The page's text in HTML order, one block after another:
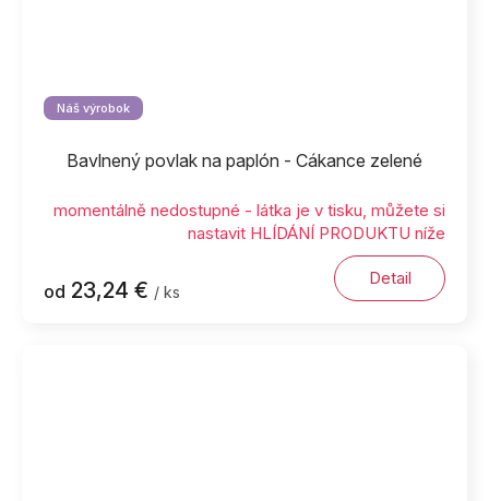
Náš výrobok
Bavlnený povlak na paplón - Cákance zelené
momentálně nedostupné - látka je v tisku, můžete si
nastavit HLÍDÁNÍ PRODUKTU níže
od 23,24 € / ks
Detail